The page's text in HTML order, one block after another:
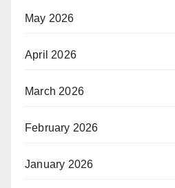
May 2026
April 2026
March 2026
February 2026
January 2026